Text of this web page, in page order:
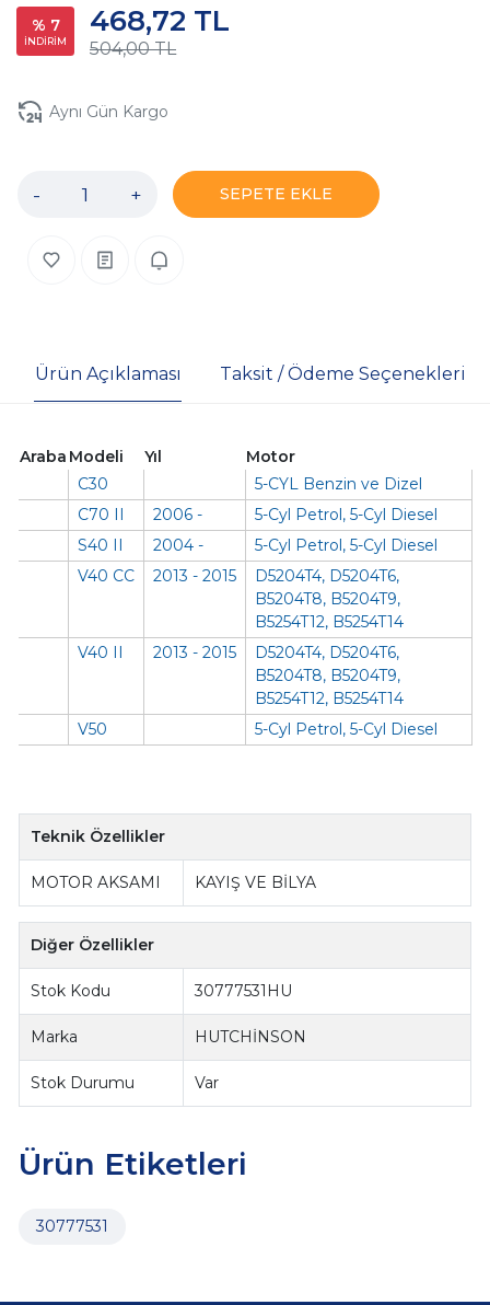
% 7
İNDİRİM 504,00 TL
468,72 TL
Aynı Gün Kargo
- + SEPETE EKLE
Ürün Açıklaması Taksit / Ödeme Seçenekleri
Araba Modeli Yıl
Motor
C30
5-CYL Benzin ve Dizel
C70 II
2006 -
5-Cyl Petrol, 5-Cyl Diesel
S40 II
2004 -
5-Cyl Petrol, 5-Cyl Diesel
V40 CC
2013 - 2015
D5204T4, D5204T6,
B5204T8, B5204T9,
B5254T12, B5254T14
V40 II
2013 - 2015
D5204T4, D5204T6,
B5204T8, B5204T9,
B5254T12, B5254T14
V50
5-Cyl Petrol, 5-Cyl Diesel
Teknik Özellikler
MOTOR AKSAMI KAYIŞ VE BİLYA
Diğer Özellikler
Stok Kodu 30777531HU
Marka HUTCHİNSON
Stok Durumu Var
Ürün Etiketleri
30777531